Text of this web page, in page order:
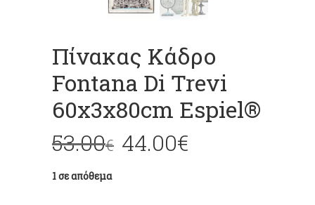
Πίνακας Κάδρο
Fontana Di Trevi
60x3x80cm Espiel®
53.00€ 44.00€
1 σε απόθεμα